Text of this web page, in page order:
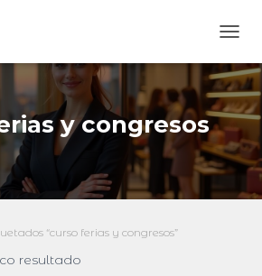
y congresos
“curso ferias y congresos”
resultado